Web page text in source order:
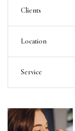
Clients
Location
Service